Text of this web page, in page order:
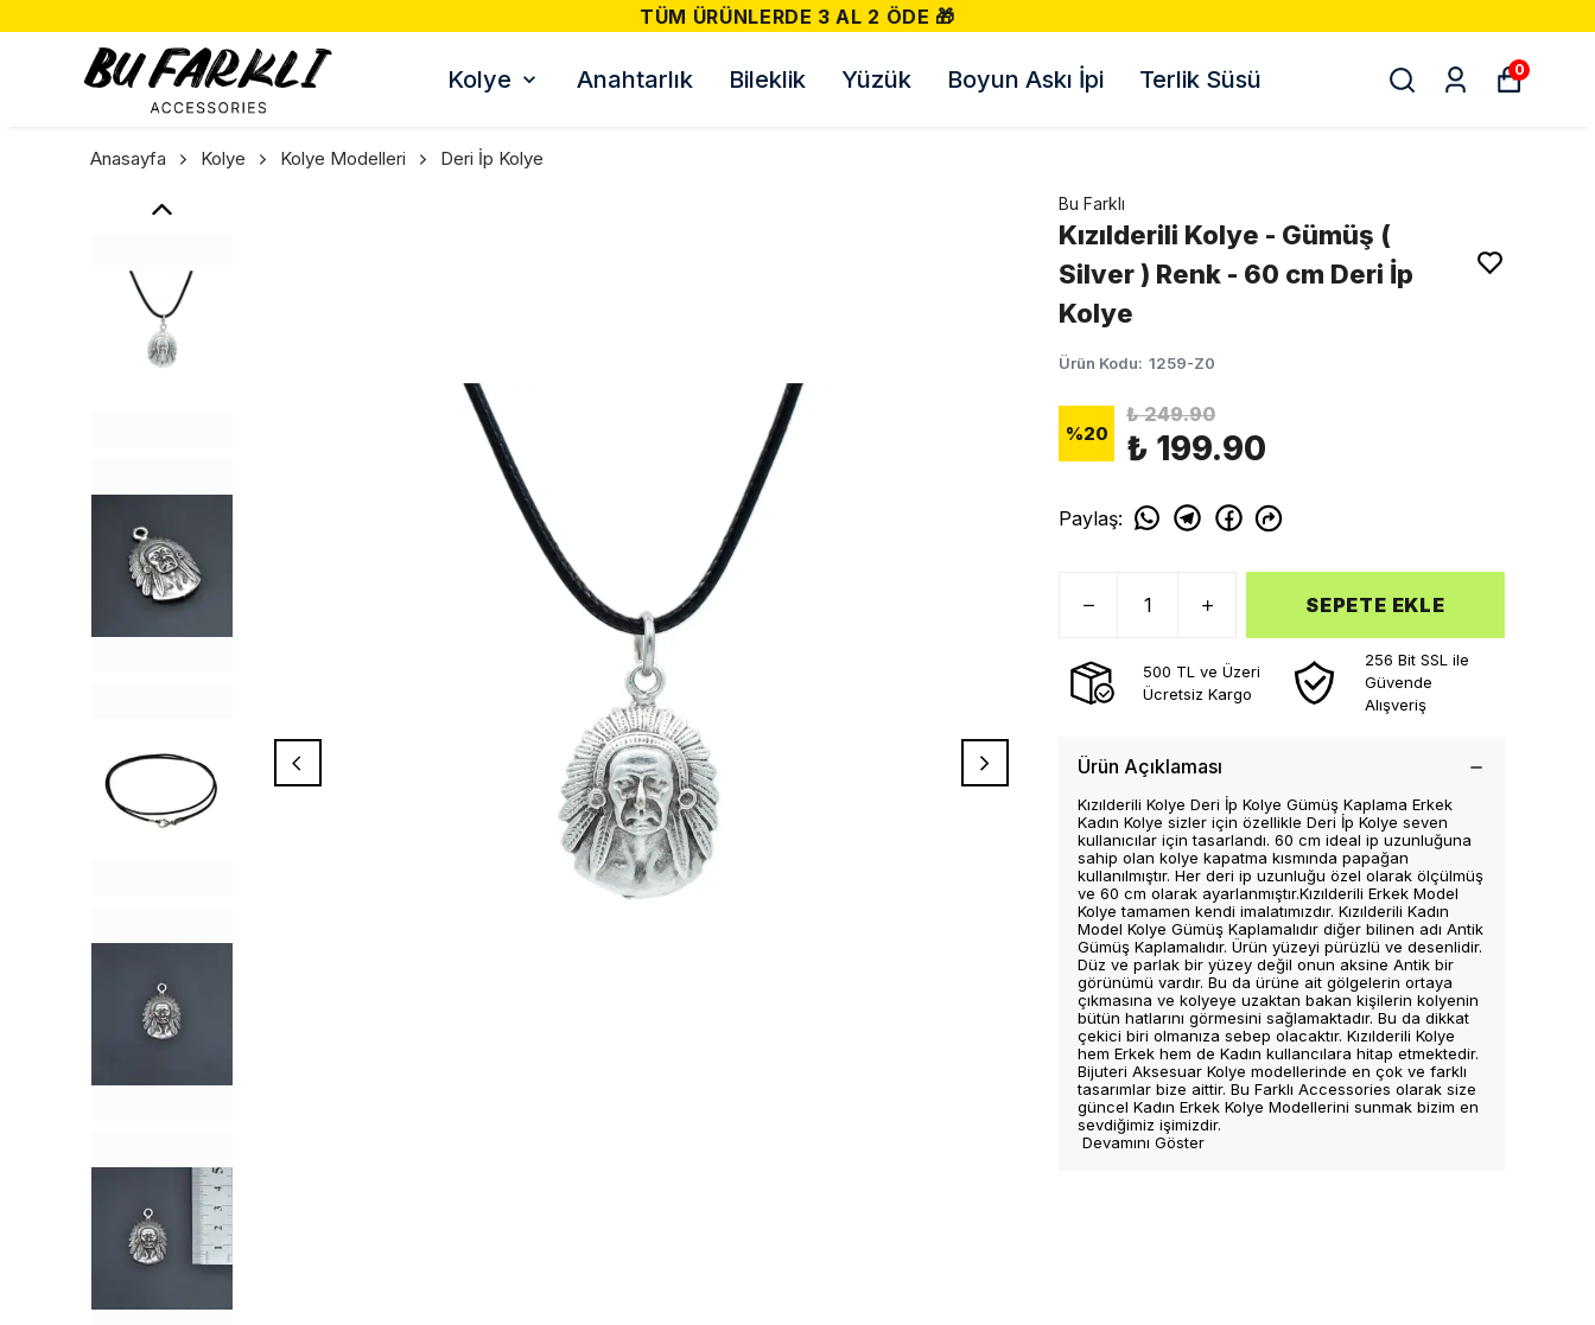
TÜM ÜRÜNLERDE 3 AL 2 ÖDE 🎁
Kolye Anahtarlık Bileklik Yüzük Boyun Askı İpi Terlik Süsü 0
Anasayfa Kolye Kolye Modelleri Deri İp Kolye
Bu Farklı
Kızılderili Kolye - Gümüş (
Silver ) Renk - 60 cm Deri İp
Kolye
Ürün Kodu: 1259-Z0
%20
₺ 249.90
₺ 199.90
Paylaş:
SEPETE EKLE
500 TL ve Üzeri
Ücretsiz Kargo
256 Bit SSL ile
Güvende
Alışveriş
Ürün Açıklaması
Kızılderili Kolye Deri İp Kolye Gümüş Kaplama Erkek
Kadın Kolye sizler için özellikle Deri İp Kolye seven
kullanıcılar için tasarlandı. 60 cm ideal ip uzunluğuna
sahip olan kolye kapatma kısmında papağan
kullanılmıştır. Her deri ip uzunluğu özel olarak ölçülmüş
ve 60 cm olarak ayarlanmıştır.Kızılderili Erkek Model
Kolye tamamen kendi imalatımızdır. Kızılderili Kadın
Model Kolye Gümüş Kaplamalıdır diğer bilinen adı Antik
Gümüş Kaplamalıdır. Ürün yüzeyi pürüzlü ve desenlidir.
Düz ve parlak bir yüzey değil onun aksine Antik bir
görünümü vardır. Bu da ürüne ait gölgelerin ortaya
çıkmasına ve kolyeye uzaktan bakan kişilerin kolyenin
bütün hatlarını görmesini sağlamaktadır. Bu da dikkat
çekici biri olmanıza sebep olacaktır. Kızılderili Kolye
hem Erkek hem de Kadın kullancılara hitap etmektedir.
Bijuteri Aksesuar Kolye modellerinde en çok ve farklı
tasarımlar bize aittir. Bu Farklı Accessories olarak size
güncel Kadın Erkek Kolye Modellerini sunmak bizim en
sevdiğimiz işimizdir.
Devamını Göster